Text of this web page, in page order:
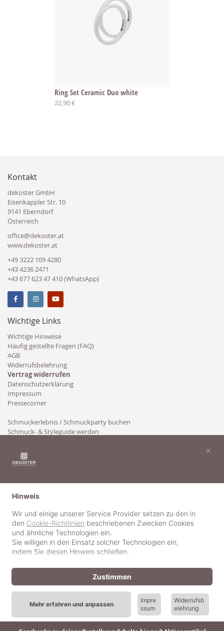
Ring Set Ceramic Duo white
22,90 €
Kontakt
dekoster GmbH
Eisenkappler Str. 10
9141 Eberndorf
Österreich
office@dekoster.at
www.dekoster.at
+49 3222 109 4280
+43 4236 2471
+43 677 623 47 410 (WhatsApp)
Wichtige Links
Wichtige Hinweise
Häufig gestellte Fragen (FAQ)
AGB
Widerrufsbelehrung
Vertrag widerrufen
Datenschutzerklärung
Impressum
Pressecorner
Schmuckerlebnis / Schmuckparty buchen
Schmuck- & Styleguide werden
© 2018-2025 dekoster GmbH
Hinweis
Wir und einige unserer Service Provider setzen zu den in
den Cookie-Richtlinien beschriebenen Zwecken Cookies
und ähnliche Technologien ein.
Sie willigen in den Einsatz solcher Technologien ein,
indem Sie diesen Hinweis schließen.
Mehr erfahren und anpassen
Impre
ssum
Widerrufsb
elehrung
Zustimmen
×